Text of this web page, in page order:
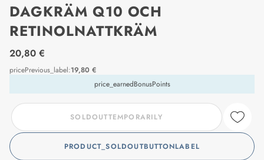
DAGKRÄM Q10 OCH
RETINOLNATTKRÄM
price_label
20,80 €
pricePrevious_label:19,80 €
price_earnedBonusPoints
SOLDOUTTEMPORARILY
PRODUCT_SOLDOUTBUTTONLABEL